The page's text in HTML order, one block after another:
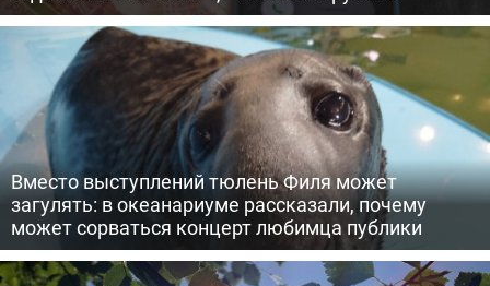
Вместо выступлений тюлень Филя может
загулять: в океанариуме рассказали, почему
может сорваться концерт любимца публики